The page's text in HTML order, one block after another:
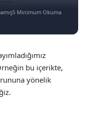
5 Minimum Okuma
bu içerikte,
yönelik